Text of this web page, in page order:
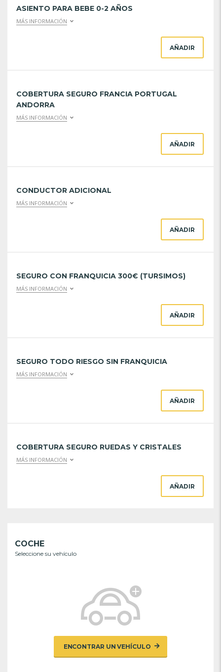
ASIENTO PARA BEBE 0-2 AÑOS
MÁS INFORMACIÓN
AÑADIR
COBERTURA SEGURO FRANCIA PORTUGAL
ANDORRA
MÁS INFORMACIÓN
AÑADIR
CONDUCTOR ADICIONAL
MÁS INFORMACIÓN
AÑADIR
SEGURO CON FRANQUICIA 300€ (TURSIMOS)
MÁS INFORMACIÓN
AÑADIR
SEGURO TODO RIESGO SIN FRANQUICIA
MÁS INFORMACIÓN
AÑADIR
COBERTURA SEGURO RUEDAS Y CRISTALES
MÁS INFORMACIÓN
AÑADIR
COCHE
Seleccione su vehículo
ENCONTRAR UN VEHÍCULO